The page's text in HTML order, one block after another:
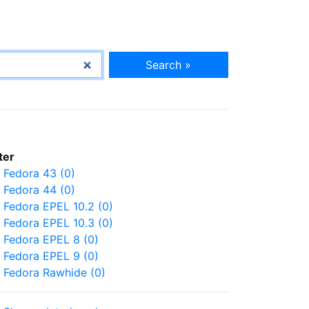
Search »
Fedora 43 (0)
Fedora 44 (0)
Fedora EPEL 10.2 (0)
Fedora EPEL 10.3 (0)
Fedora EPEL 8 (0)
Fedora EPEL 9 (0)
Fedora Rawhide (0)